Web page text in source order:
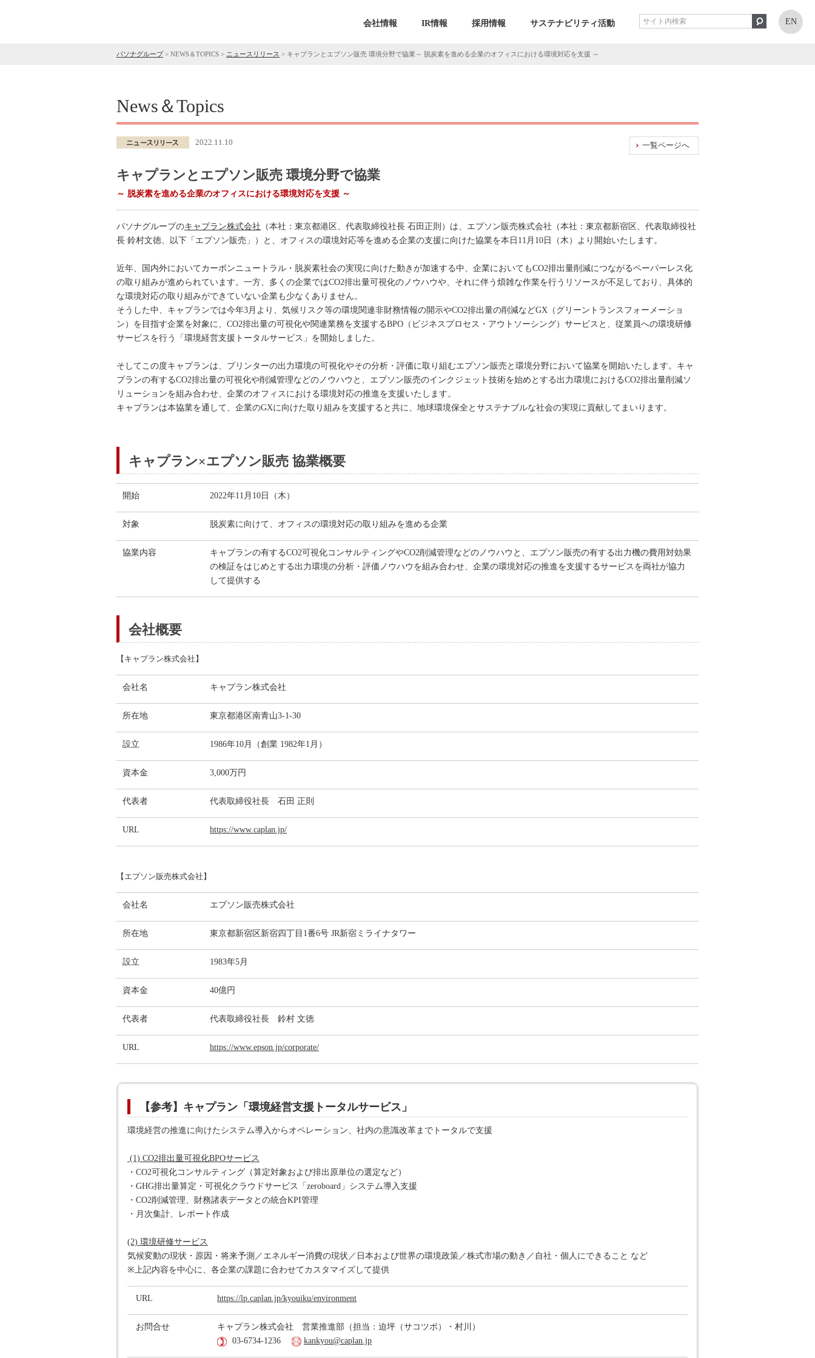
会社情報 IR情報 採用情報 サステナビリティ活動 EN
パソナグループ> NEWS＆TOPICS > ニュースリリース > キャプランとエプソン販売 環境分野で協業～ 脱炭素を進める企業のオフィスにおける環境対応を支援 ～
News＆Topics
一覧ページへ
2022.11.10
キャプランとエプソン販売 環境分野で協業
～ 脱炭素を進める企業のオフィスにおける環境対応を支援 ～
パソナグループのキャプラン株式会社 （本社：東京都港区、代表取締役社長 石田正則）は、エプソン販売株式会社（本社：東京都新宿区、代表取締役社
長 鈴村文徳、以下「エプソン販売」）と、オフィスの環境対応等を進める企業の支援に向けた協業を本日11月10日（木）より開始いたします。
近年、国内外においてカーボンニュートラル・脱炭素社会の実現に向けた動きが加速する中、企業においてもCO2排出量削減につながるペーパーレス化
の取り組みが進められています。一方、多くの企業ではCO2排出量可視化のノウハウや、それに伴う煩雑な作業を行うリソースが不足しており、具体的
な環境対応の取り組みができていない企業も少なくありません。
そうした中、キャプランでは今年3月より、気候リスク等の環境関連非財務情報の開示やCO2排出量の削減などGX（グリーントランスフォーメーショ
ン）を目指す企業を対象に、CO2排出量の可視化や関連業務を支援するBPO（ビジネスプロセス・アウトソーシング）サービスと、従業員への環境研修
サービスを行う「環境経営支援トータルサービス」を開始しました。
そしてこの度キャプランは、プリンターの出力環境の可視化やその分析・評価に取り組むエプソン販売と環境分野において協業を開始いたします。キャ
プランの有するCO2排出量の可視化や削減管理などのノウハウと、エプソン販売のインクジェット技術を始めとする出力環境におけるCO2排出量削減ソ
リューションを組み合わせ、企業のオフィスにおける環境対応の推進を支援いたします。
キャプランは本協業を通して、企業のGXに向けた取り組みを支援すると共に、地球環境保全とサステナブルな社会の実現に貢献してまいります。
キャプラン×エプソン販売 協業概要
開始 2022年11月10日（木）
対象 脱炭素に向けて、オフィスの環境対応の取り組みを進める企業
協業内容
キャプランの有するCO2可視化コンサルティングやCO2削減管理などのノウハウと、エプソン販売の有する出力機の費用対効果
の検証をはじめとする出力環境の分析・評価ノウハウを組み合わせ、企業の環境対応の推進を支援するサービスを両社が協力
して提供する
会社概要
【キャプラン株式会社】
会社名 キャプラン株式会社
所在地 東京都港区南青山3-1-30
設立 1986年10月（創業 1982年1月）
資本金 3,000万円
代表者 代表取締役社長 石田 正則
URL https://www.caplan.jp/
【エプソン販売株式会社】
会社名 エプソン販売株式会社
所在地 東京都新宿区新宿四丁目1番6号 JR新宿ミライナタワー
設立 1983年5月
資本金 40億円
代表者 代表取締役社長 鈴村 文徳
URL https://www.epson.jp/corporate/
【参考】キャプラン「環境経営支援トータルサービス」
環境経営の推進に向けたシステム導入からオペレーション、社内の意識改革までトータルで支援
(1) CO2排出量可視化BPOサービス
・CO2可視化コンサルティング（算定対象および排出原単位の選定など）
・GHG排出量算定・可視化クラウドサービス「zeroboard」システム導入支援
・CO2削減管理、財務諸表データとの統合KPI管理
・月次集計、レポート作成
(2) 環境研修サービス
気候変動の現状・原因・将来予測／エネルギー消費の現状／日本および世界の環境政策／株式市場の動き／自社・個人にできること など
※上記内容を中心に、各企業の課題に合わせてカスタマイズして提供
URL https://lp.caplan.jp/kyouiku/environment
お問合せ
キャプラン株式会社 営業推進部（担当：迫坪（サコツボ）・村川）
03-6734-1236
kankyou@caplan.jp